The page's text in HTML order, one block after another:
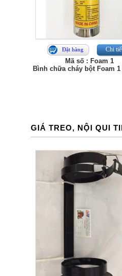
Đặt hàng Chi
Mã số : Foam 1
Bình chữa cháy bột Foam
GIÁ TREO, NỘI QUI